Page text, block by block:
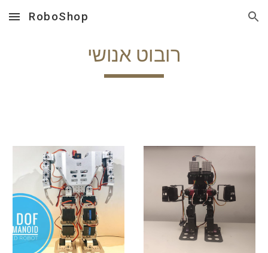
Skip to main content Skip to navigation
RoboShop
רובוט אנושי